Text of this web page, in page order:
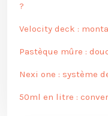
?
Velocity deck :
Pastèque mûre :
Nexi one : système
50ml en litre :